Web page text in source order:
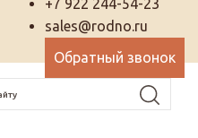
+7 922 244-54-23
sales@rodno.ru
Обратный звонок